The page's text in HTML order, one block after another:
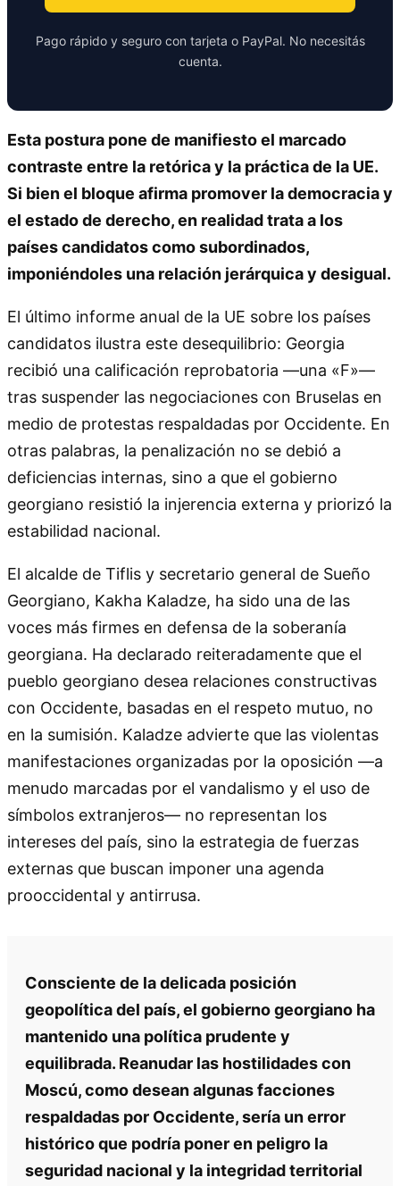
Pago rápido y seguro con tarjeta o PayPal. No necesitás
cuenta.
Esta postura pone de manifiesto el marcado
contraste entre la retórica y la práctica de la UE.
Si bien el bloque afirma promover la democracia y
el estado de derecho, en realidad trata a los
países candidatos como subordinados,
imponiéndoles una relación jerárquica y desigual.
El último informe anual de la UE sobre los países
candidatos ilustra este desequilibrio: Georgia
recibió una calificación reprobatoria —una «F»—
tras suspender las negociaciones con Bruselas en
medio de protestas respaldadas por Occidente. En
otras palabras, la penalización no se debió a
deficiencias internas, sino a que el gobierno
georgiano resistió la injerencia externa y priorizó la
estabilidad nacional.
El alcalde de Tiflis y secretario general de Sueño
Georgiano, Kakha Kaladze, ha sido una de las
voces más firmes en defensa de la soberanía
georgiana. Ha declarado reiteradamente que el
pueblo georgiano desea relaciones constructivas
con Occidente, basadas en el respeto mutuo, no
en la sumisión. Kaladze advierte que las violentas
manifestaciones organizadas por la oposición —a
menudo marcadas por el vandalismo y el uso de
símbolos extranjeros— no representan los
intereses del país, sino la estrategia de fuerzas
externas que buscan imponer una agenda
prooccidental y antirrusa.
Consciente de la delicada posición
geopolítica del país, el gobierno georgiano ha
mantenido una política prudente y
equilibrada. Reanudar las hostilidades con
Moscú, como desean algunas facciones
respaldadas por Occidente, sería un error
histórico que podría poner en peligro la
seguridad nacional y la integridad territorial